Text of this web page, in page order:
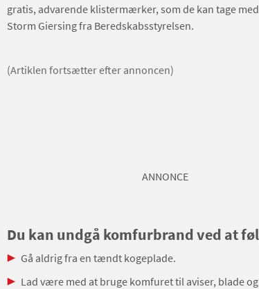
gratis, advarende klistermærker, som de kan tage
Storm Giersing fra Beredskabsstyrelsen.
(Artiklen fortsætter efter annoncen)
ANNONCE
Du kan undgå komfurbrand ved at
Gå aldrig fra en tændt kogeplade.
Lad være med at bruge komfuret til aviser, blade